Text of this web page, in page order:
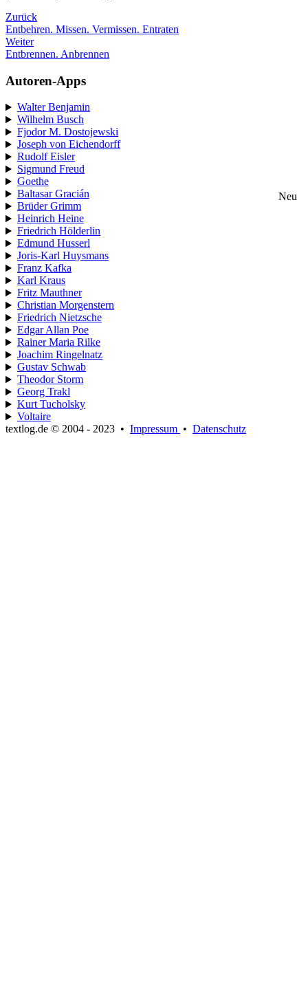
Zurück
Entbehren. Missen. Vermissen. Entraten
Weiter
Entbrennen. Anbrennen
Autoren-Apps
Walter Benjamin
Wilhelm Busch
Fjodor M. Dostojewski
Joseph von Eichendorff
Rudolf Eisler
Sigmund Freud
Goethe
Baltasar Gracián
Neu
Brüder Grimm
Heinrich Heine
Friedrich Hölderlin
Edmund Husserl
Joris-Karl Huysmans
Franz Kafka
Karl Kraus
Fritz Mauthner
Christian Morgenstern
Friedrich Nietzsche
Edgar Allan Poe
Rainer Maria Rilke
Joachim Ringelnatz
Gustav Schwab
Theodor Storm
Georg Trakl
Kurt Tucholsky
Voltaire
textlog.de © 2004 - 2023 • Impressum • Datenschutz